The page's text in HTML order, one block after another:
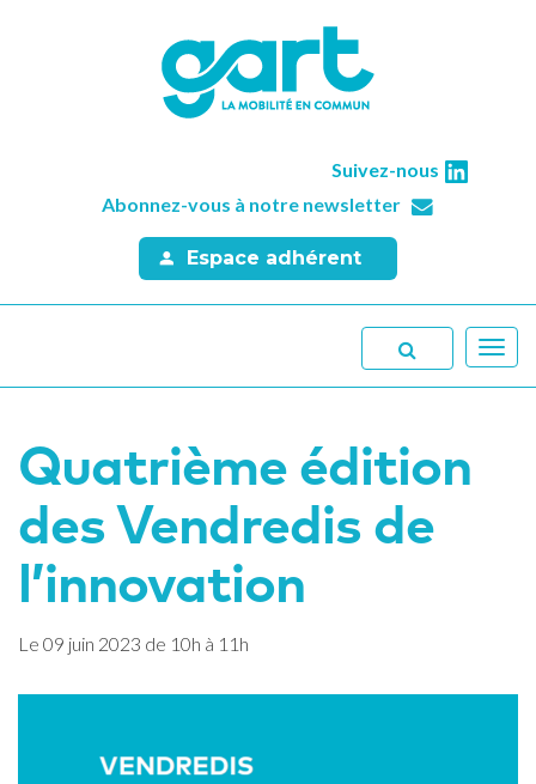
Suivez-nous
Abonnez-vous à notre newsletter
Espace adhérent
Quatrième édition
des Vendredis de
l’innovation
Le 09 juin 2023 de 10h à 11h